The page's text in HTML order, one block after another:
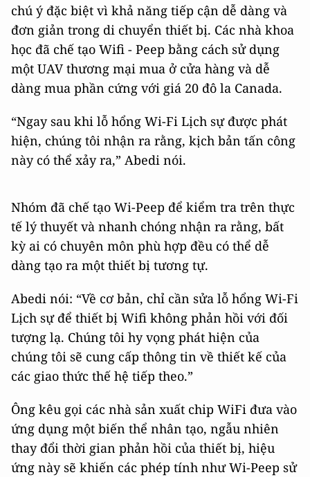
chú ý đặc biệt vì khả năng tiếp cận dễ dàng và
đơn giản trong di chuyển thiết bị. Các nhà khoa
học đã chế tạo Wifi - Peep bằng cách sử dụng
một UAV thương mại mua ở cửa hàng và dễ
dàng mua phần cứng với giá 20 đô la Canada.
“Ngay sau khi lỗ hổng Wi-Fi Lịch sự được phát
hiện, chúng tôi nhận ra rằng, kịch bản tấn công
này có thể xảy ra,” Abedi nói.
Nhóm đã chế tạo Wi-Peep để kiểm tra trên thực
tế lý thuyết và nhanh chóng nhận ra rằng, bất
kỳ ai có chuyên môn phù hợp đều có thể dễ
dàng tạo ra một thiết bị tương tự.
Abedi nói: “Về cơ bản, chỉ cần sửa lỗ hổng Wi-Fi
Lịch sự để thiết bị Wifi không phản hồi với đối
tượng lạ. Chúng tôi hy vọng phát hiện của
chúng tôi sẽ cung cấp thông tin về thiết kế của
các giao thức thế hệ tiếp theo.”
Ông kêu gọi các nhà sản xuất chip WiFi đưa vào
ứng dụng một biến thể nhân tạo, ngẫu nhiên
thay đổi thời gian phản hồi của thiết bị, hiệu
ứng này sẽ khiến các phép tính như Wi-Peep sử